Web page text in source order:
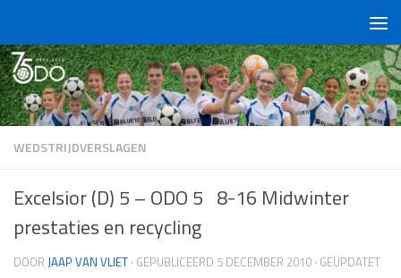
WEDSTRIJDVERSLAGEN
Excelsior (D) 5 – ODO 5 8-16 Midwinter
prestaties en recycling
DOOR JAAP VAN VLIET · GEPUBLICEERD 5 DECEMBER 2010 · GEÜPDATET